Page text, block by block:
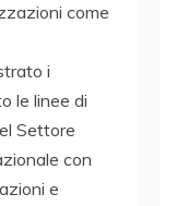
come
i
le linee di
Settore
con
e